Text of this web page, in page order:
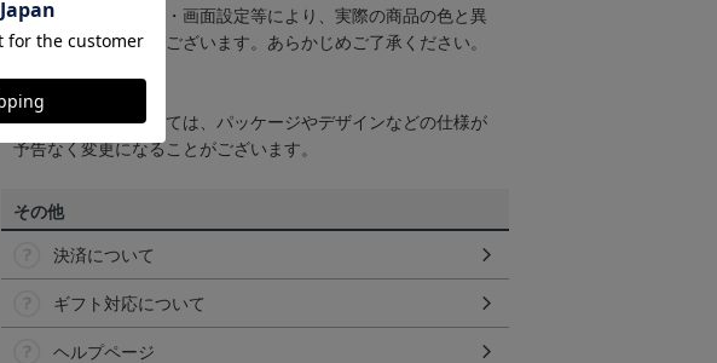
ンのメーカー・機種・画面設定等により、実際の商品の色と異
なって見える場合がございます。あらかじめご了承ください。
【仕様について】
取り扱い商品によっては、パッケージやデザインなどの仕様が
予告なく変更になることがございます。
その他
決済について
ギフト対応について
ヘルプページ